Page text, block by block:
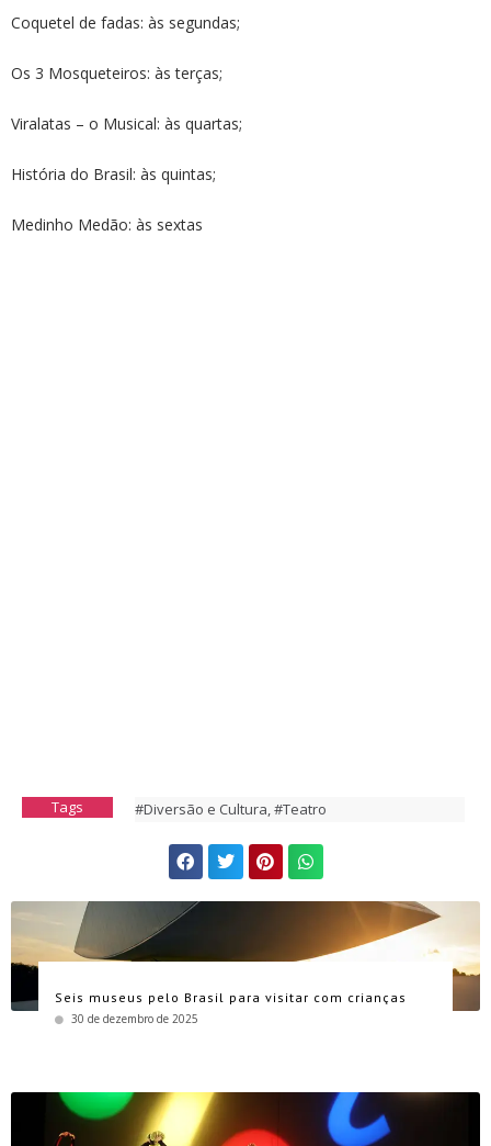
Coquetel de fadas: às segundas;
Os 3 Mosqueteiros: às terças;
Viralatas – o Musical: às quartas;
História do Brasil: às quintas;
Medinho Medão: às sextas
Tags #Diversão e Cultura,#Teatro
Seis museus pelo Brasil para visitar com crianças
30 de dezembro de 2025